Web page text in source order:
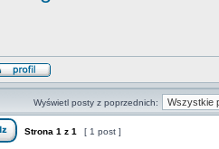
Wyświetl posty z poprzednich:
Strona 1 z 1 [ 1 post ]